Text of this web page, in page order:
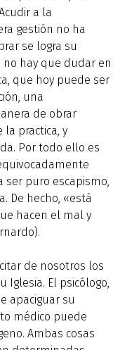
a la
gestión no ha
se logra su
no hay que dudar en
que hoy puede ser
una
de obrar
la practica, y
Por todo ello es
ser puro escapismo,
De hecho, «está
hacen el mal y
de nosotros los
Iglesia. El psicólogo,
apaciguar su
médico puede
Ambas cosas